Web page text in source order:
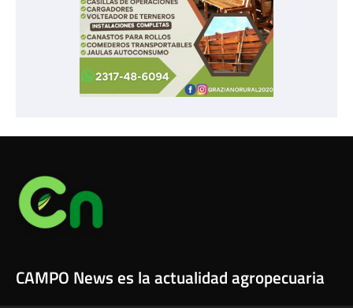
CAMPO News es la actualidad agropecuaria